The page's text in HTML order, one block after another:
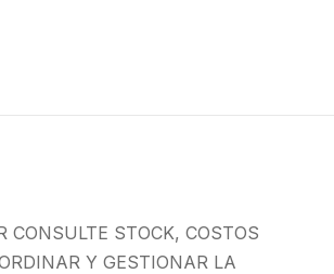
CONSULTE STOCK, COSTOS
Y GESTIONAR LA